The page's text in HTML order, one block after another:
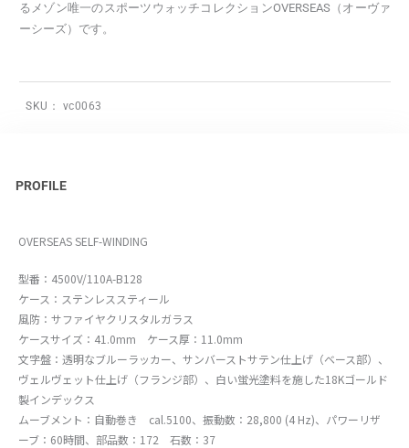
るメゾン唯一のスポーツウォッチコレクションOVERSEAS（オーヴァ
ーシーズ）です。
SKU： vc0063
PROFILE
OVERSEAS SELF-WINDING
型番：4500V/110A-B128
ケース：ステンレススティール
風防：サファイヤクリスタルガラス
ケースサイズ：41.0mm ケース厚：11.0mm
文字盤：透明なブルーラッカー、サンバーストサテン仕上げ（ベース部）、
ヴェルヴェット仕上げ（フランジ部）、白い蛍光塗料を施した18Kゴールド
製インデックス
ムーブメント：自動巻き cal.5100、振動数：28,800 (4 Hz)、パワーリザ
ーブ：60時間、部品数：172 石数：37